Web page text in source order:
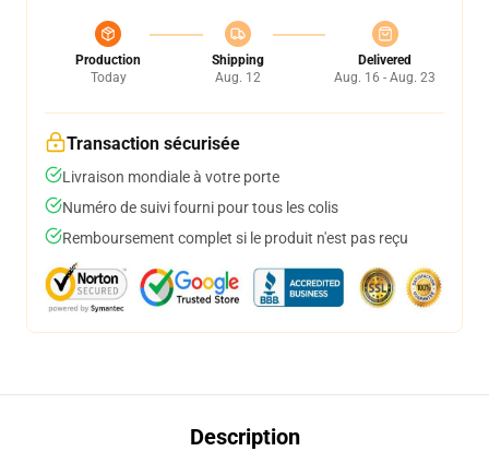
Production
Today
Shipping
Aug. 12
Delivered
Aug. 16 - Aug. 23
Transaction sécurisée
Livraison mondiale à votre porte
Numéro de suivi fourni pour tous les colis
Remboursement complet si le produit n'est pas reçu
Description